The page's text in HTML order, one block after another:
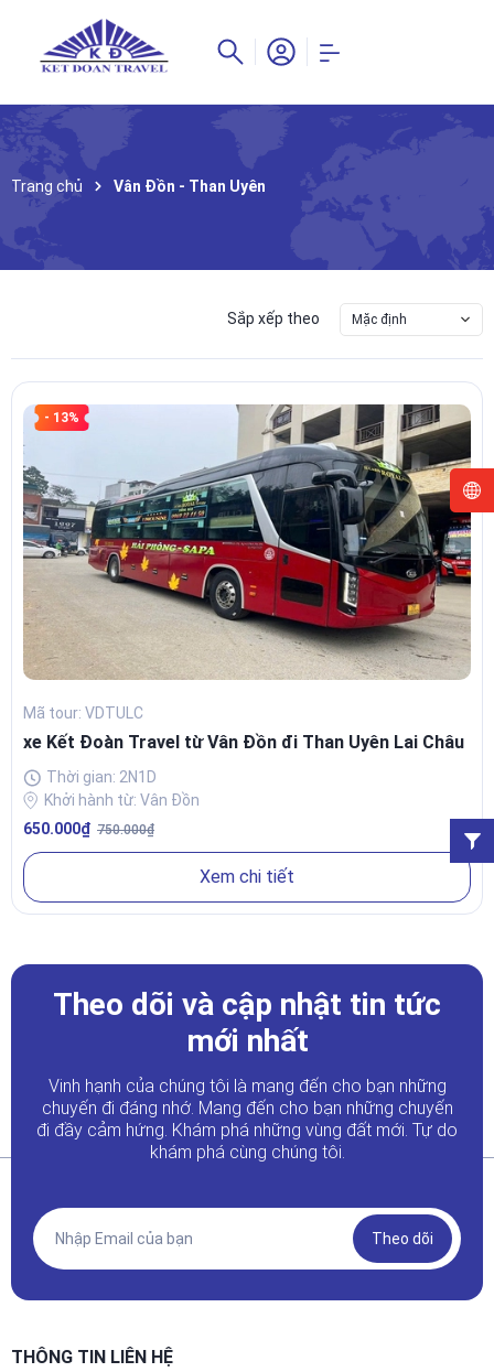
Trang chủ Vân Đồn - Than Uyên
Sắp xếp theo Mặc định
- 13%
Mã tour: VDTULC
xe Kết Đoàn Travel từ Vân Đồn đi Than Uyên Lai Châu
Thời gian: 2N1D
Khởi hành từ: Vân Đồn
650.000₫ 750.000₫
Xem chi tiết
Theo dõi và cập nhật tin tức
mới nhất
Vinh hạnh của chúng tôi là mang đến cho bạn những
chuyến đi đáng nhớ. Mang đến cho bạn những chuyến
đi đầy cảm hứng. Khám phá những vùng đất mới. Tự do
khám phá cùng chúng tôi.
Theo dõi
THÔNG TIN LIÊN HỆ